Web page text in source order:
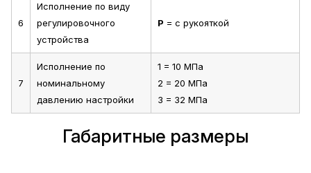
6
Исполнение по виду
регулировочного
устройства
Р = с рукояткой
7
Исполнение по
номинальному
давлению настройки
1 = 10 МПа
2 = 20 МПа
3 = 32 МПа
Габаритные размеры